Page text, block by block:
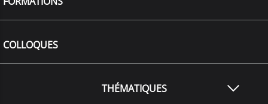
COLLOQUES
THÉMATIQUES